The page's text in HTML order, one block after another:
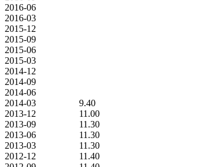
2016-06
2016-03
2015-12
2015-09
2015-06
2015-03
2014-12
2014-09
2014-06
2014-03
9.40
2013-12
11.00
2013-09
11.30
2013-06
11.30
2013-03
11.30
2012-12
11.40